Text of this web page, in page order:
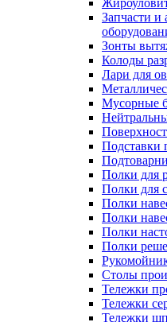
Запчасти и
Зонты
Колоды
Лари для
Мусорные
Подставки
Полки для
Полки для
Полки
Полки
Полки
Полки
Столы
Тележки
Тележки
Тележки